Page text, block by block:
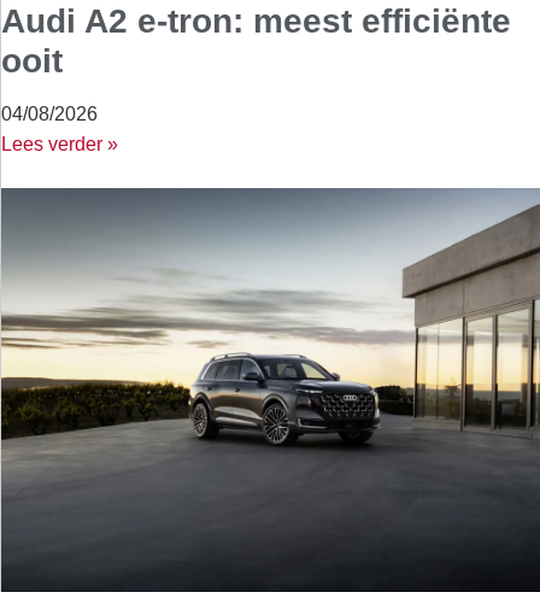
Audi A2 e-tron: meest efficiënte
ooit
04/08/2026
Lees verder »